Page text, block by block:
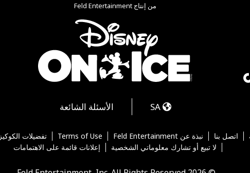
Tiktok
من إنتاج Feld Entertainment
SA الأسئلة الشائعة
اتصل بنا نبذة عن Feld Entertainment Terms of Use تفضيلات الكوكيز
لا تبيع أو تشارك معلوماتي الشخصية
إعلانات قائمة على الاهتمامات